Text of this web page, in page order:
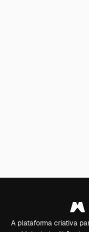
A plataforma criativa